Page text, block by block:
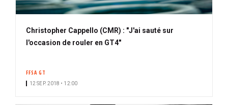
Christopher Cappello (CMR) : "J'ai sauté sur
l'occasion de rouler en GT4"
FFSA GT
12 SEP. 2018 • 12:00